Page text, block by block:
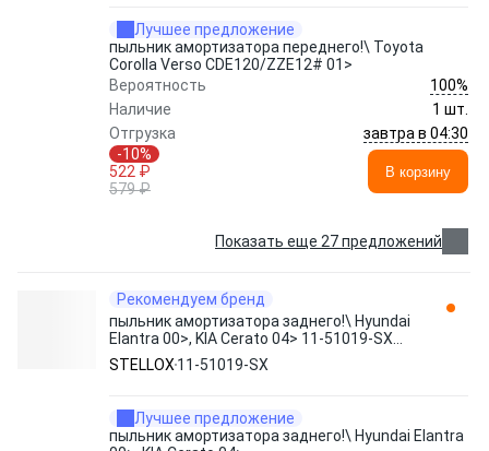
Лучшее предложение
пыльник амортизатора переднего!\ Toyota
Corolla Verso CDE120/ZZE12# 01>
Вероятность
100%
Наличие
1 шт.
Отгрузка
завтра в 04:30
-10%
522 ₽
579 ₽
В корзину
Показать еще 27 предложений
Рекомендуем бренд
пыльник амортизатора заднего!\ Hyundai
Elantra 00>, KIA Cerato 04> 11-51019-SX
STELLOX
STELLOX 11-51019-SX
Лучшее предложение
пыльник амортизатора заднего!\ Hyundai Elantra